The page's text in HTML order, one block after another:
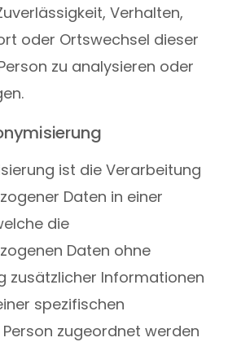
Verhalten,
oder Ortswechsel dieser
zu analysieren oder
ist die Verarbeitung
Daten in einer
die
Daten ohne
zusätzlicher Informationen
spezifischen
zugeordnet werden